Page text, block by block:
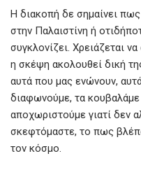
Η διακοπή δε σημαίνει
στην Παλαιστίνη ή
συγκλονίζει. Χρειάζεται
η σκέψη ακολουθεί δική
αυτά που μας ενώνουν,
διαφωνούμε, τα κουβαλάμε
αποχωριστούμε γιατί δεν
σκεφτόμαστε, το πως
τον κόσμο.